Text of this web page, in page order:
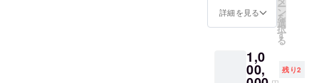
日以降
でご指
指定の
ない場
忘れず
します
ます。
HPより
ご予約
忘れず
に記入
をお願
らのみ
行い、
ワーク
プ等の
ファシ
リテー
節によ
り変動
しま
しいお
値段
は、ご
年 9月
（1）
日本観
協会
ろ、到
着予
定）
の全館
貸し切
り宿泊
省 はな
やか関
西イン
ド大賞
（2）
農林水
ト到着
より、3
年間有
す。
（2020
年5月ご
ドを活
かした
観光事
り方・
在り方
を徹底
もよ
し、お
食事や
フェ、
施設内
で販売
詳細を見る ー
ン
を
選
択
す
る
1,0
00, 残り2